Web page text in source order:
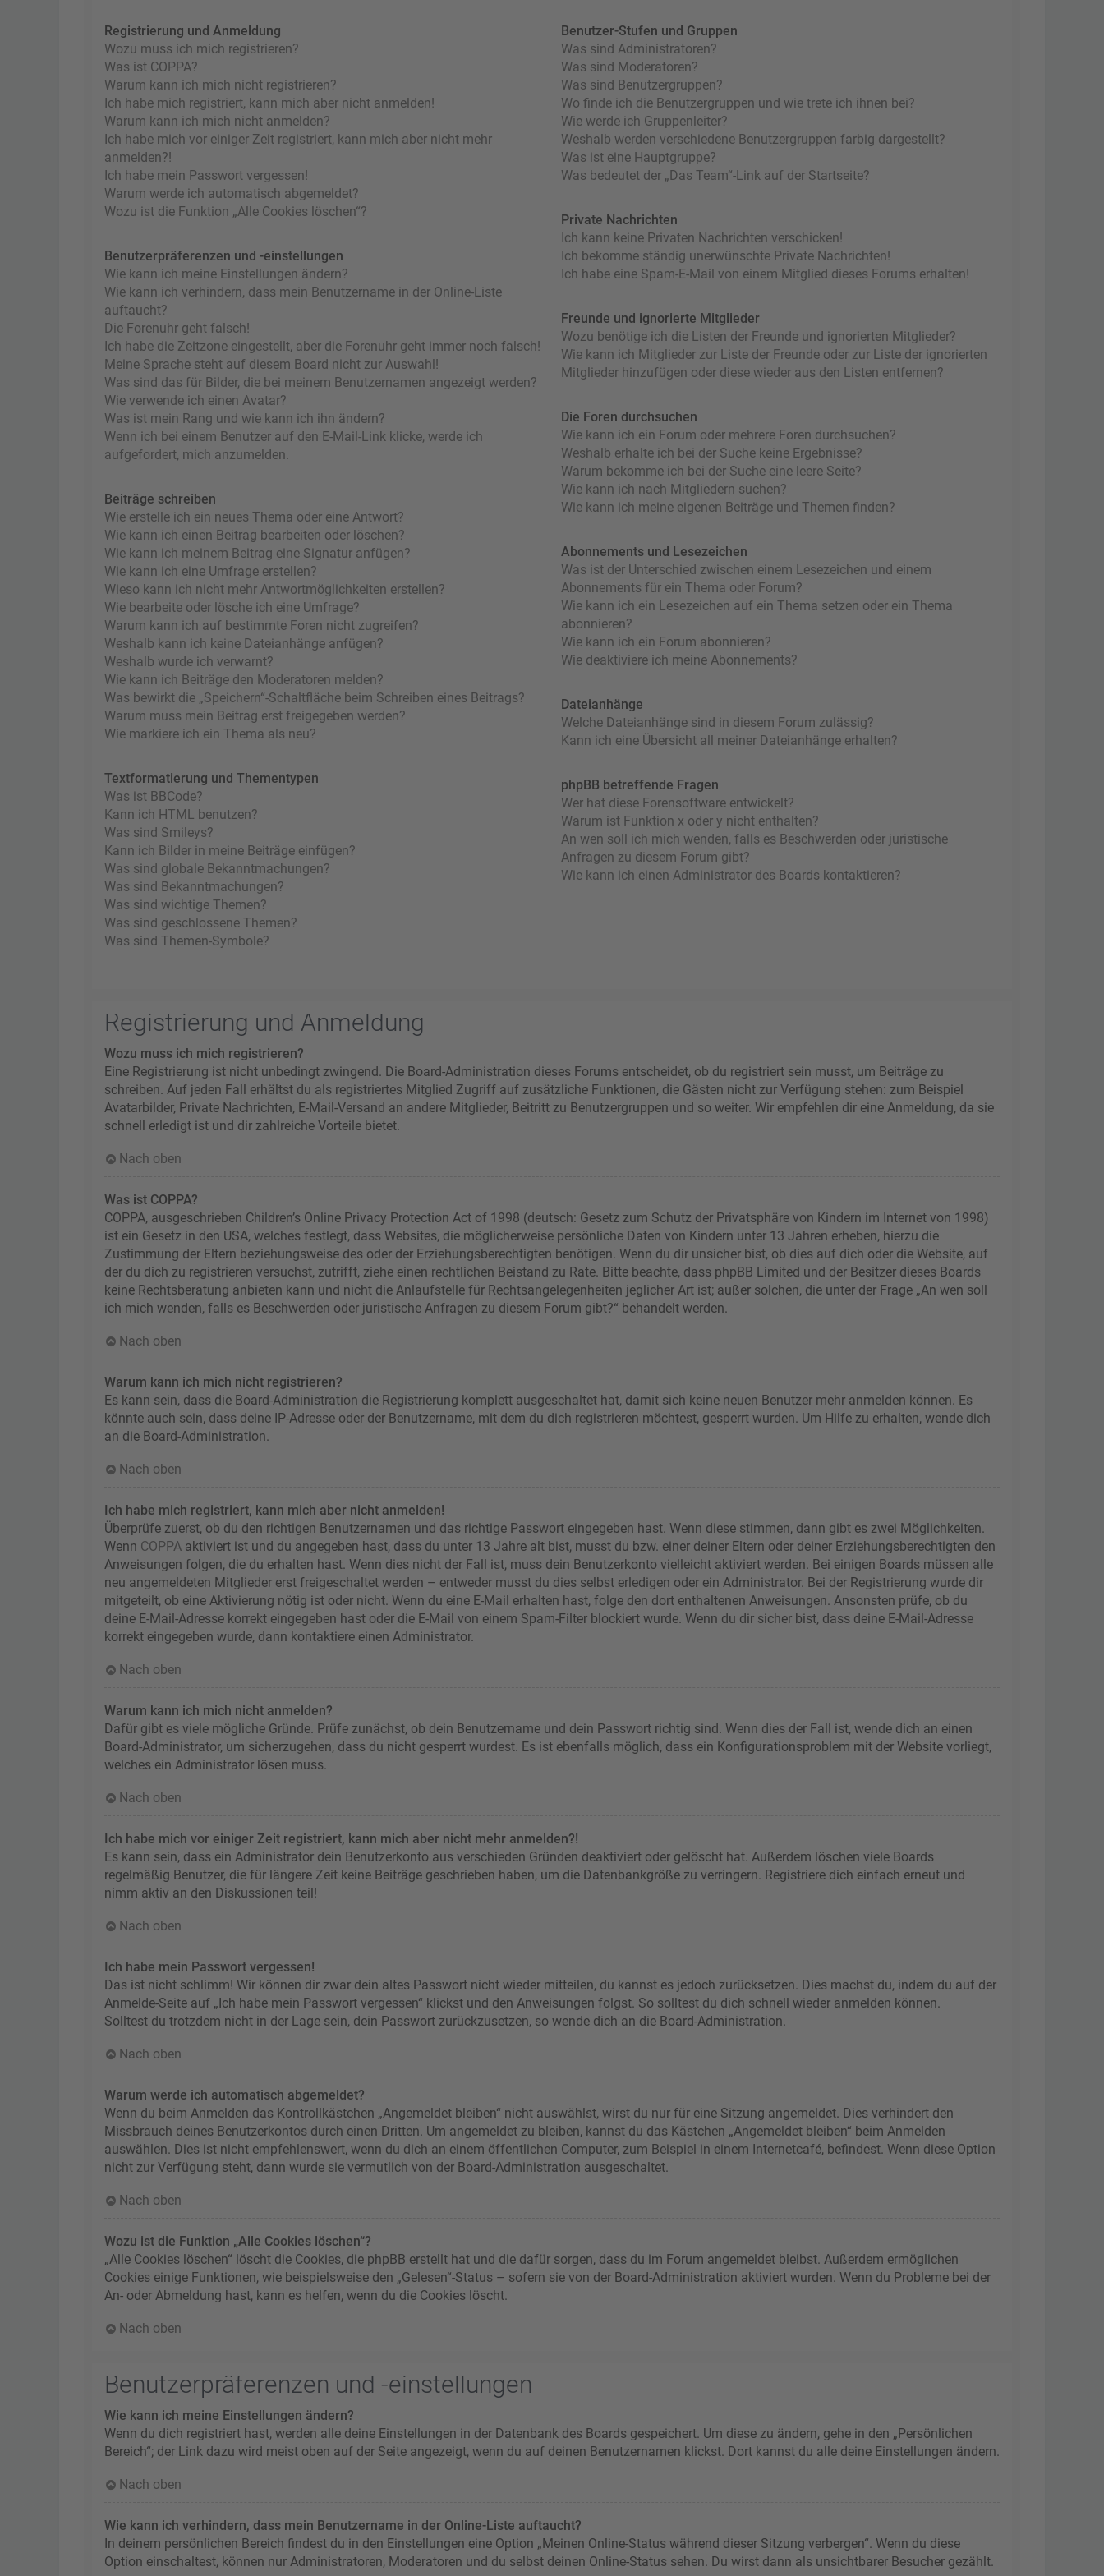
Registrierung und Anmeldung
Wozu muss ich mich registrieren?
Was ist COPPA?
Warum kann ich mich nicht registrieren?
Ich habe mich registriert, kann mich aber nicht anmelden!
Warum kann ich mich nicht anmelden?
Ich habe mich vor einiger Zeit registriert, kann mich aber nicht mehr
anmelden?!
Ich habe mein Passwort vergessen!
Warum werde ich automatisch abgemeldet?
Wozu ist die Funktion „Alle Cookies löschen“?
Benutzerpräferenzen und -einstellungen
Wie kann ich meine Einstellungen ändern?
Wie kann ich verhindern, dass mein Benutzername in der Online-Liste
auftaucht?
Die Forenuhr geht falsch!
Ich habe die Zeitzone eingestellt, aber die Forenuhr geht immer noch falsch!
Meine Sprache steht auf diesem Board nicht zur Auswahl!
Was sind das für Bilder, die bei meinem Benutzernamen angezeigt werden?
Wie verwende ich einen Avatar?
Was ist mein Rang und wie kann ich ihn ändern?
Wenn ich bei einem Benutzer auf den E-Mail-Link klicke, werde ich
aufgefordert, mich anzumelden.
Beiträge schreiben
Wie erstelle ich ein neues Thema oder eine Antwort?
Wie kann ich einen Beitrag bearbeiten oder löschen?
Wie kann ich meinem Beitrag eine Signatur anfügen?
Wie kann ich eine Umfrage erstellen?
Wieso kann ich nicht mehr Antwortmöglichkeiten erstellen?
Wie bearbeite oder lösche ich eine Umfrage?
Warum kann ich auf bestimmte Foren nicht zugreifen?
Weshalb kann ich keine Dateianhänge anfügen?
Weshalb wurde ich verwarnt?
Wie kann ich Beiträge den Moderatoren melden?
Was bewirkt die „Speichern“-Schaltfläche beim Schreiben eines Beitrags?
Warum muss mein Beitrag erst freigegeben werden?
Wie markiere ich ein Thema als neu?
Textformatierung und Thementypen
Was ist BBCode?
Kann ich HTML benutzen?
Was sind Smileys?
Kann ich Bilder in meine Beiträge einfügen?
Was sind globale Bekanntmachungen?
Was sind Bekanntmachungen?
Was sind wichtige Themen?
Was sind geschlossene Themen?
Was sind Themen-Symbole?
Benutzer-Stufen und Gruppen
Was sind Administratoren?
Was sind Moderatoren?
Was sind Benutzergruppen?
Wo finde ich die Benutzergruppen und wie trete ich ihnen bei?
Wie werde ich Gruppenleiter?
Weshalb werden verschiedene Benutzergruppen farbig dargestellt?
Was ist eine Hauptgruppe?
Was bedeutet der „Das Team“-Link auf der Startseite?
Private Nachrichten
Ich kann keine Privaten Nachrichten verschicken!
Ich bekomme ständig unerwünschte Private Nachrichten!
Ich habe eine Spam-E-Mail von einem Mitglied dieses Forums erhalten!
Freunde und ignorierte Mitglieder
Wozu benötige ich die Listen der Freunde und ignorierten Mitglieder?
Wie kann ich Mitglieder zur Liste der Freunde oder zur Liste der ignorierten
Mitglieder hinzufügen oder diese wieder aus den Listen entfernen?
Die Foren durchsuchen
Wie kann ich ein Forum oder mehrere Foren durchsuchen?
Weshalb erhalte ich bei der Suche keine Ergebnisse?
Warum bekomme ich bei der Suche eine leere Seite?
Wie kann ich nach Mitgliedern suchen?
Wie kann ich meine eigenen Beiträge und Themen finden?
Abonnements und Lesezeichen
Was ist der Unterschied zwischen einem Lesezeichen und einem
Abonnements für ein Thema oder Forum?
Wie kann ich ein Lesezeichen auf ein Thema setzen oder ein Thema
abonnieren?
Wie kann ich ein Forum abonnieren?
Wie deaktiviere ich meine Abonnements?
Dateianhänge
Welche Dateianhänge sind in diesem Forum zulässig?
Kann ich eine Übersicht all meiner Dateianhänge erhalten?
phpBB betreffende Fragen
Wer hat diese Forensoftware entwickelt?
Warum ist Funktion x oder y nicht enthalten?
An wen soll ich mich wenden, falls es Beschwerden oder juristische
Anfragen zu diesem Forum gibt?
Wie kann ich einen Administrator des Boards kontaktieren?
Registrierung und Anmeldung
Wozu muss ich mich registrieren?
Eine Registrierung ist nicht unbedingt zwingend. Die Board-Administration dieses Forums entscheidet, ob du registriert sein musst, um Beiträge zu
schreiben. Auf jeden Fall erhältst du als registriertes Mitglied Zugriff auf zusätzliche Funktionen, die Gästen nicht zur Verfügung stehen: zum Beispiel
Avatarbilder, Private Nachrichten, E-Mail-Versand an andere Mitglieder, Beitritt zu Benutzergruppen und so weiter. Wir empfehlen dir eine Anmeldung, da sie
schnell erledigt ist und dir zahlreiche Vorteile bietet.
Nach oben
Was ist COPPA?
COPPA, ausgeschrieben Children’s Online Privacy Protection Act of 1998 (deutsch: Gesetz zum Schutz der Privatsphäre von Kindern im Internet von 1998)
ist ein Gesetz in den USA, welches festlegt, dass Websites, die möglicherweise persönliche Daten von Kindern unter 13 Jahren erheben, hierzu die
Zustimmung der Eltern beziehungsweise des oder der Erziehungsberechtigten benötigen. Wenn du dir unsicher bist, ob dies auf dich oder die Website, auf
der du dich zu registrieren versuchst, zutrifft, ziehe einen rechtlichen Beistand zu Rate. Bitte beachte, dass phpBB Limited und der Besitzer dieses Boards
keine Rechtsberatung anbieten kann und nicht die Anlaufstelle für Rechtsangelegenheiten jeglicher Art ist; außer solchen, die unter der Frage „An wen soll
ich mich wenden, falls es Beschwerden oder juristische Anfragen zu diesem Forum gibt?“ behandelt werden.
Nach oben
Warum kann ich mich nicht registrieren?
Es kann sein, dass die Board-Administration die Registrierung komplett ausgeschaltet hat, damit sich keine neuen Benutzer mehr anmelden können. Es
könnte auch sein, dass deine IP-Adresse oder der Benutzername, mit dem du dich registrieren möchtest, gesperrt wurden. Um Hilfe zu erhalten, wende dich
an die Board-Administration.
Nach oben
Ich habe mich registriert, kann mich aber nicht anmelden!
Überprüfe zuerst, ob du den richtigen Benutzernamen und das richtige Passwort eingegeben hast. Wenn diese stimmen, dann gibt es zwei Möglichkeiten.
Wenn COPPA aktiviert ist und du angegeben hast, dass du unter 13 Jahre alt bist, musst du bzw. einer deiner Eltern oder deiner Erziehungsberechtigten den
Anweisungen folgen, die du erhalten hast. Wenn dies nicht der Fall ist, muss dein Benutzerkonto vielleicht aktiviert werden. Bei einigen Boards müssen alle
neu angemeldeten Mitglieder erst freigeschaltet werden – entweder musst du dies selbst erledigen oder ein Administrator. Bei der Registrierung wurde dir
mitgeteilt, ob eine Aktivierung nötig ist oder nicht. Wenn du eine E-Mail erhalten hast, folge den dort enthaltenen Anweisungen. Ansonsten prüfe, ob du
deine E-Mail-Adresse korrekt eingegeben hast oder die E-Mail von einem Spam-Filter blockiert wurde. Wenn du dir sicher bist, dass deine E-Mail-Adresse
korrekt eingegeben wurde, dann kontaktiere einen Administrator.
Nach oben
Warum kann ich mich nicht anmelden?
Dafür gibt es viele mögliche Gründe. Prüfe zunächst, ob dein Benutzername und dein Passwort richtig sind. Wenn dies der Fall ist, wende dich an einen
Board-Administrator, um sicherzugehen, dass du nicht gesperrt wurdest. Es ist ebenfalls möglich, dass ein Konfigurationsproblem mit der Website vorliegt,
welches ein Administrator lösen muss.
Nach oben
Ich habe mich vor einiger Zeit registriert, kann mich aber nicht mehr anmelden?!
Es kann sein, dass ein Administrator dein Benutzerkonto aus verschieden Gründen deaktiviert oder gelöscht hat. Außerdem löschen viele Boards
regelmäßig Benutzer, die für längere Zeit keine Beiträge geschrieben haben, um die Datenbankgröße zu verringern. Registriere dich einfach erneut und
nimm aktiv an den Diskussionen teil!
Nach oben
Ich habe mein Passwort vergessen!
Das ist nicht schlimm! Wir können dir zwar dein altes Passwort nicht wieder mitteilen, du kannst es jedoch zurücksetzen. Dies machst du, indem du auf der
Anmelde-Seite auf „Ich habe mein Passwort vergessen“ klickst und den Anweisungen folgst. So solltest du dich schnell wieder anmelden können.
Solltest du trotzdem nicht in der Lage sein, dein Passwort zurückzusetzen, so wende dich an die Board-Administration.
Nach oben
Warum werde ich automatisch abgemeldet?
Wenn du beim Anmelden das Kontrollkästchen „Angemeldet bleiben“ nicht auswählst, wirst du nur für eine Sitzung angemeldet. Dies verhindert den
Missbrauch deines Benutzerkontos durch einen Dritten. Um angemeldet zu bleiben, kannst du das Kästchen „Angemeldet bleiben“ beim Anmelden
auswählen. Dies ist nicht empfehlenswert, wenn du dich an einem öffentlichen Computer, zum Beispiel in einem Internetcafé, befindest. Wenn diese Option
nicht zur Verfügung steht, dann wurde sie vermutlich von der Board-Administration ausgeschaltet.
Nach oben
Wozu ist die Funktion „Alle Cookies löschen“?
„Alle Cookies löschen“ löscht die Cookies, die phpBB erstellt hat und die dafür sorgen, dass du im Forum angemeldet bleibst. Außerdem ermöglichen
Cookies einige Funktionen, wie beispielsweise den „Gelesen“-Status – sofern sie von der Board-Administration aktiviert wurden. Wenn du Probleme bei der
An- oder Abmeldung hast, kann es helfen, wenn du die Cookies löscht.
Nach oben
Benutzerpräferenzen und -einstellungen
Wie kann ich meine Einstellungen ändern?
Wenn du dich registriert hast, werden alle deine Einstellungen in der Datenbank des Boards gespeichert. Um diese zu ändern, gehe in den „Persönlichen
Bereich“; der Link dazu wird meist oben auf der Seite angezeigt, wenn du auf deinen Benutzernamen klickst. Dort kannst du alle deine Einstellungen ändern.
Nach oben
Wie kann ich verhindern, dass mein Benutzername in der Online-Liste auftaucht?
In deinem persönlichen Bereich findest du in den Einstellungen eine Option „Meinen Online-Status während dieser Sitzung verbergen“. Wenn du diese
Option einschaltest, können nur Administratoren, Moderatoren und du selbst deinen Online-Status sehen. Du wirst dann als unsichtbarer Besucher gezählt.